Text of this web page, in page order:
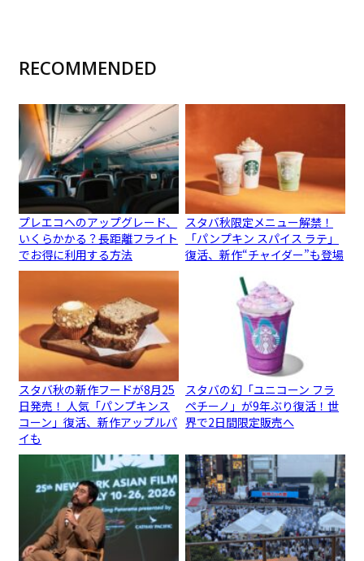
RECOMMENDED
プレエコへのアップグレード、
いくらかかる？長距離フライト
でお得に利用する方法
スタバ秋限定メニュー解禁！
「パンプキン スパイス ラテ」
復活、新作“チャイダー”も登場
スタバ秋の新作フードが8月25
日発売！ 人気「パンプキンス
コーン」復活、新作アップルパ
イも
スタバの幻「ユニコーン フラ
ペチーノ」が9年ぶり復活！世
界で2日間限定販売へ